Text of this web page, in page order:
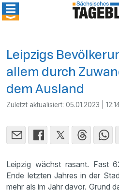
Leipzigs
allem durch
dem Ausland
Zuletzt aktualisiert:05.01.2023 |
Leipzig wächst rasant. Fast
Ende letzten Jahres in der
mehr als im Jahr davor. Grund